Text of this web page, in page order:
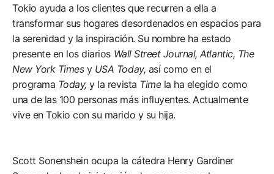
Tokio ayuda a los clientes que recurren a ella a
transformar sus hogares desordenados en espacios para
la serenidad y la inspiración. Su nombre ha estado
presente en los diarios Wall Street Journal, Atlantic, The
New York Times y USA Today, así como en el
programa Today, y la revista Time la ha elegido como
una de las 100 personas más influyentes. Actualmente
vive en Tokio con su marido y su hija.
Scott Sonenshein ocupa la cátedra Henry Gardiner